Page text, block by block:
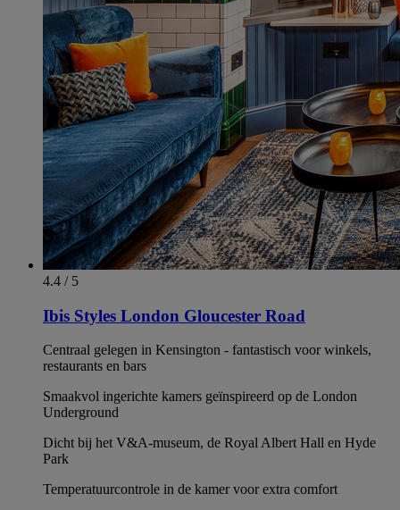
4.4 / 5
Ibis Styles London Gloucester Road
Centraal gelegen in Kensington - fantastisch voor winkels,
restaurants en bars
Smaakvol ingerichte kamers geïnspireerd op de London
Underground
Dicht bij het V&A-museum, de Royal Albert Hall en Hyde
Park
Temperatuurcontrole in de kamer voor extra comfort